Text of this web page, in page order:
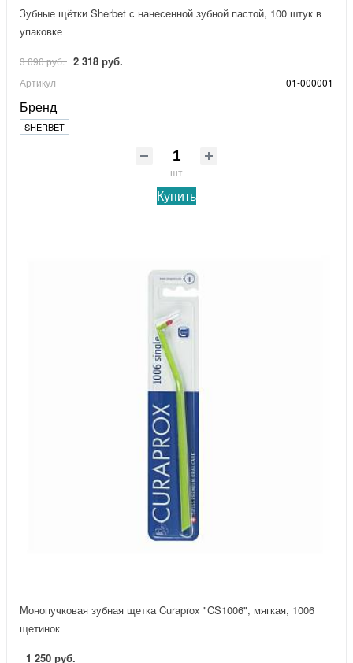
Зубные щётки Sherbet с нанесенной зубной пастой, 100 штук в
упаковке
3 090 руб. 2 318 руб.
Артикул 01-000001
Бренд
SHERBET
шт
Купить
Монопучковая зубная щетка Curaprox "CS1006", мягкая, 1006
щетинок
1 250 руб.